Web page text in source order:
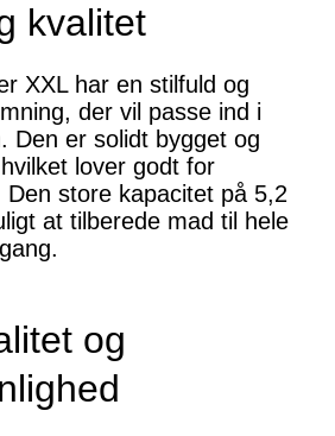
kvalitet
XXL har en stilfuld og
der vil passe ind i
Den er solidt bygget og
lover godt for
Den store kapacitet på 5,2
at tilberede mad til hele
og